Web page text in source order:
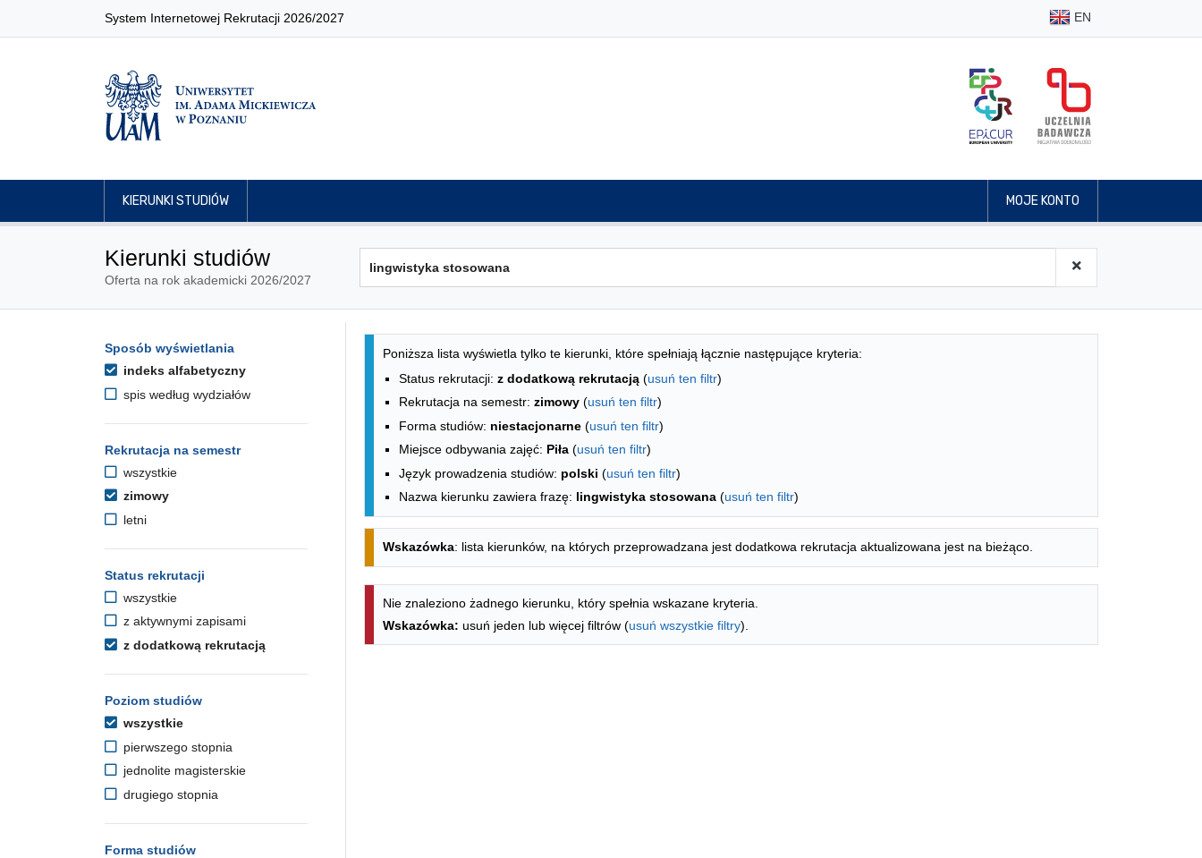
System Internetowej Rekrutacji 2026/2027 EN
KIERUNKI STUDIÓW MOJE KONTO
Kierunki studiów
Oferta na rok akademicki 2026/2027
Opcje filtrowania kierunków studiów
Przejdź do listy kierunków
Sposób wyświetlania
indeks alfabetyczny
spis według wydziałów
Rekrutacja na semestr
wszystkie
zimowy
letni
Status rekrutacji
wszystkie
z aktywnymi zapisami
z dodatkową rekrutacją
Poziom studiów
wszystkie
pierwszego stopnia
jednolite magisterskie
drugiego stopnia
Forma studiów
Lista kierunków - indeks alfabetyczny
Poniższa lista wyświetla tylko te kierunki, które spełniają łącznie następujące kryteria:
Status rekrutacji: z dodatkową rekrutacją (usuń ten filtr)
Rekrutacja na semestr: zimowy (usuń ten filtr)
Forma studiów: niestacjonarne (usuń ten filtr)
Miejsce odbywania zajęć: Piła (usuń ten filtr)
Język prowadzenia studiów: polski (usuń ten filtr)
Nazwa kierunku zawiera frazę: lingwistyka stosowana (usuń ten filtr)
Wskazówka: lista kierunków, na których przeprowadzana jest dodatkowa rekrutacja aktualizowana jest na bieżąco.
Nie znaleziono żadnego kierunku, który spełnia wskazane kryteria.
Wskazówka: usuń jeden lub więcej filtrów (usuń wszystkie filtry).